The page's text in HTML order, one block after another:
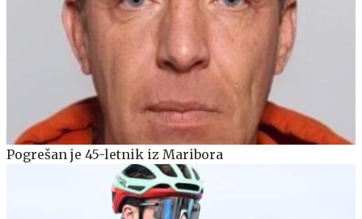
Pogrešan je 45-letnik iz Maribora